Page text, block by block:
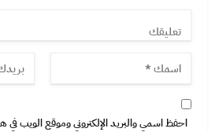
احفظ اسمي والبريد الإلكتروني وموقع الويب في